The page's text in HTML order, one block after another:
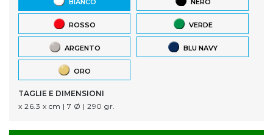
BIANCO NERO
ROSSO VERDE
ARGENTO BLU NAVY
ORO
TAGLIE E DIMENSIONI
x 26.3 x cm | 7 Ø | 290 gr.